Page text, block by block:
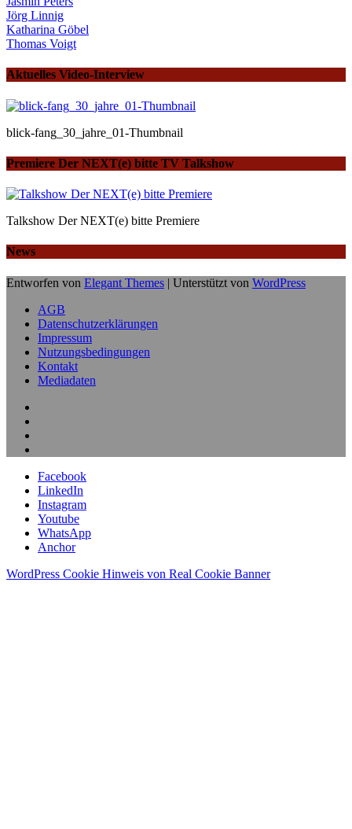
Jörg Linnig
Katharina Göbel
Thomas Voigt
Aktuelles Video-Interview
blick-fang_30_jahre_01-Thumbnail
Premiere Der NEXT(e) bitte TV Talkshow
Talkshow Der NEXT(e) bitte Premiere
News
Entworfen von Elegant Themes | Unterstützt von WordPress
AGB
Datenschutzerklärungen
Impressum
Nutzungsbedingungen
Kontakt
Mediadaten
Facebook
LinkedIn
Instagram
Youtube
WhatsApp
Anchor
WordPress Cookie Hinweis von Real Cookie Banner